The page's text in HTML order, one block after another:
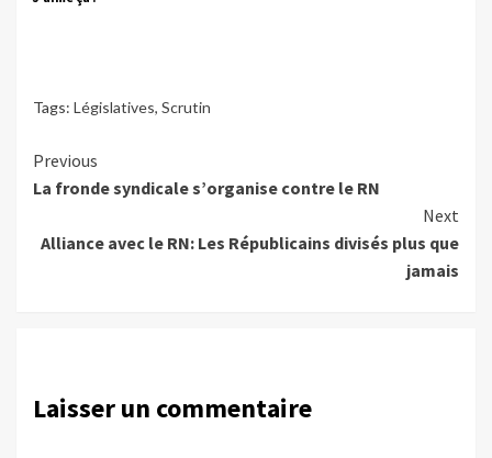
Tags: Législatives, Scrutin
Continue
Reading
Previous
La fronde syndicale s’organise contre le RN
Next
Alliance avec le RN: Les Républicains divisés plus que
jamais
Laisser un commentaire